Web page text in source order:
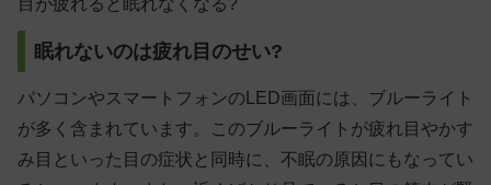
目が疲れると眠れなくなる?
眠れないのは疲れ目のせい?
パソコンやスマートフォンのLED画面には、ブルーライト
が多く含まれています。このブルーライトが疲れ目やかす
み目といった目の症状と同時に、不眠の原因にもなってい